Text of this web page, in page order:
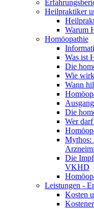
Heilpraktiker
Warum
Homöopathie
Was ist
Die
Wie
Wann
Die
Wer
Mythos:
Die
VKHD
Leistungen -
Kosten